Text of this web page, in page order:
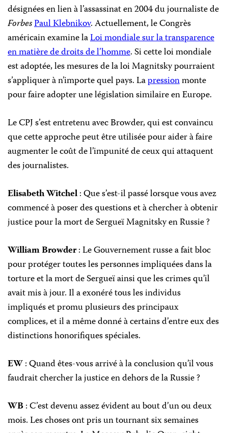
désignées en lien à l’assassinat en 2004 du journaliste de
ForbesPaul Klebnikov. Actuellement, le Congrès
américain examine laLoi mondiale sur la transparence
en matière de droits de l’homme. Si cette loi mondiale
est adoptée, les mesures de la loi Magnitsky pourraient
s’appliquer à n’importe quel pays. Lapressionmonte
pour faire adopter une législation similaire en Europe.
Le CPJ s’est entretenu avec Browder, qui est convaincu
que cette approche peut être utilisée pour aider à faire
augmenter le coût de l’impunité de ceux qui attaquent
des journalistes.
Elisabeth Witchel: Que s’est-il passé lorsque vous avez
commencé à poser des questions et à chercher à obtenir
justice pour la mort de Sergueï Magnitsky en Russie ?
William Browder: Le Gouvernement russe a fait bloc
pour protéger toutes les personnes impliquées dans la
torture et la mort de Sergueï ainsi que les crimes qu’il
avait mis à jour. Il a exonéré tous les individus
impliqués et promu plusieurs des principaux
complices, et il a même donné à certains d’entre eux des
distinctions honorifiques spéciales.
EW: Quand êtes-vous arrivé à la conclusion qu’il vous
faudrait chercher la justice en dehors de la Russie ?
WB: C’est devenu assez évident au bout d’un ou deux
mois. Les choses ont pris un tournant six semaines